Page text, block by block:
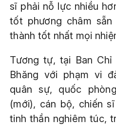
sĩ phải nỗ lực nhiều
tốt phương châm
thành tốt nhất mọi
Tương tự, tại Ban
Bhăng với phạm vi
quân sự, quốc
(mới), cán bộ, chiến
tinh thần nghiêm túc,